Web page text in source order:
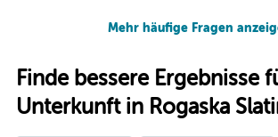
Mehr häufige Fragen
Finde bessere Ergebnisse
Unterkunft in Rogaska